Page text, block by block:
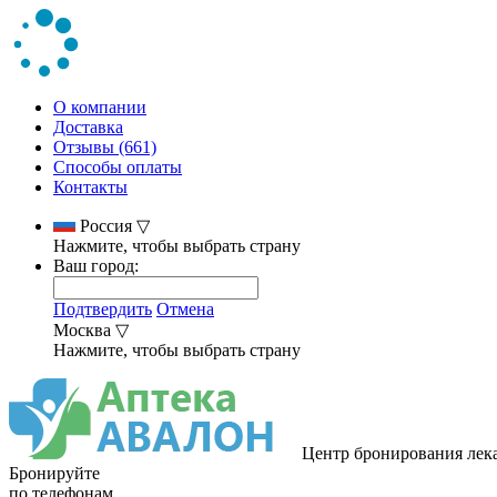
О компании
Доставка
Отзывы (661)
Способы оплаты
Контакты
Россия ▽
Нажмите, чтобы выбрать страну
Ваш город:
Подтвердить Отмена
Москва ▽
Нажмите, чтобы выбрать страну
Центр бронирования
Бронируйте
по телефонам